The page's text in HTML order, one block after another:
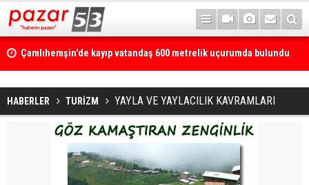
Çamlıhemşin'de kayıp vatandaş 600 metrelik uçurumda bulundu
HABERLER TURİZM YAYLA VE YAYLACILIK KAVRAMLARI